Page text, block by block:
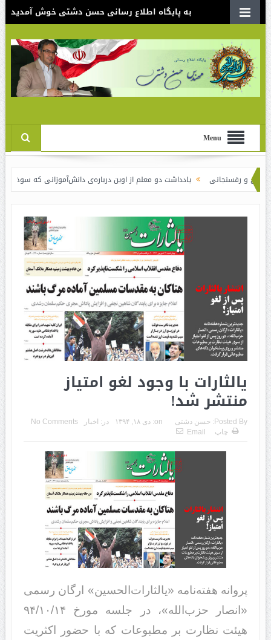
به پایگاه اطلاع رسانی حسن دشتی خوش آمدید
Menu
یادداشت دو معلم از اوین درباره‌ی دانش‌آموزانی که سوختند نقدی
یالثارات با وجود لغو امتیاز
منتشر شد!
Posted By: حسن دشتی on: دی ۱۸, ۱۳۹۴ در: اخبار
No Comments
چاپ
Email
پروانه هفته‌نامه «یالثارات‌الحسین» ارگان رسمی
«انصار حزب‌الله»، در جلسه مورخ ۹۴/۱۰/۱۴
هیئت نظارت بر مطبوعات که با حضور اکثریت